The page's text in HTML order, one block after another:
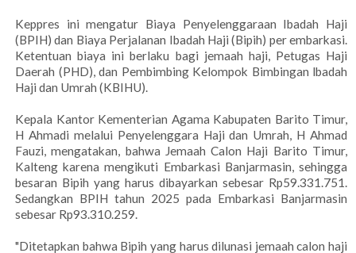
Keppres ini mengatur Biaya Penyelenggaraan Ibadah Haji
(BPIH) dan Biaya Perjalanan Ibadah Haji (Bipih) per embarkasi.
Ketentuan biaya ini berlaku bagi jemaah haji, Petugas Haji
Daerah (PHD), dan Pembimbing Kelompok Bimbingan lbadah
Haji dan Umrah (KBIHU).
Kepala Kantor Kementerian Agama Kabupaten Barito Timur,
H Ahmadi melalui Penyelenggara Haji dan Umrah, H Ahmad
Fauzi, mengatakan, bahwa Jemaah Calon Haji Barito Timur,
Kalteng karena mengikuti Embarkasi Banjarmasin, sehingga
besaran Bipih yang harus dibayarkan sebesar Rp59.331.751.
Sedangkan BPIH tahun 2025 pada Embarkasi Banjarmasin
sebesar Rp93.310.259.
"Ditetapkan bahwa Bipih yang harus dilunasi jemaah calon haji